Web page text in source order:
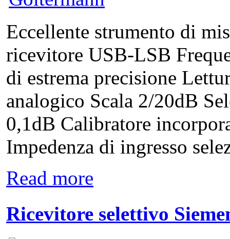
Eccellente strumento di
ricevitore USB-LSB
di estrema precisione
analogico Scala 2/20dB
0,1dB Calibratore
Impedenza di ingresso
Read more
Ricevitore selettivo